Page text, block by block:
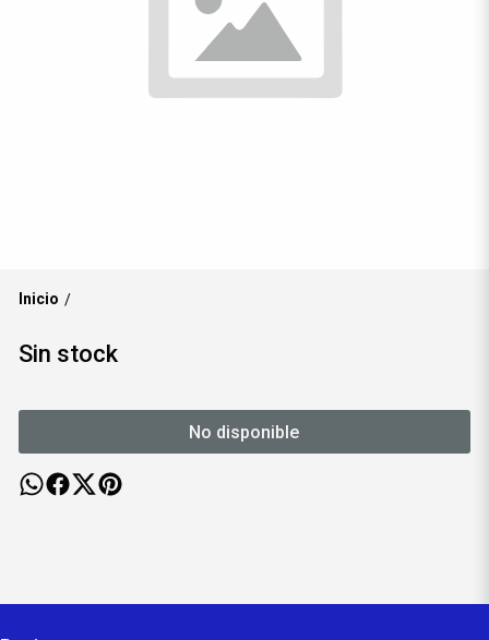
Inicio /
Sin stock
No disponible